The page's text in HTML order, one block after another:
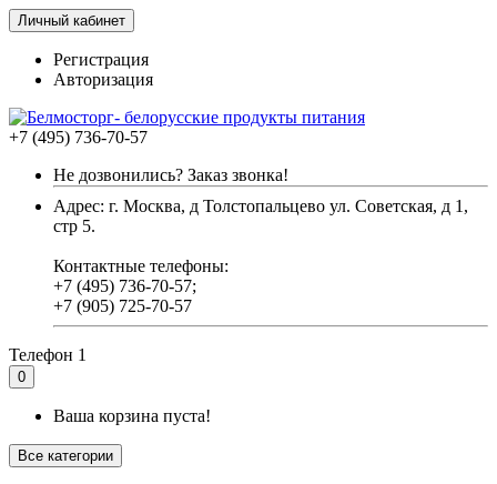
Личный кабинет
Регистрация
Авторизация
+7 (495) 736-70-57
Не дозвонились? Заказ звонка!
Адрес: г. Москва, д Толстопальцево ул. Советская, д 1,
стр 5.
Контактные телефоны:
+7 (495) 736-70-57;
+7 (905) 725-70-57
Телефон 1
0
Ваша корзина пуста!
Все категории